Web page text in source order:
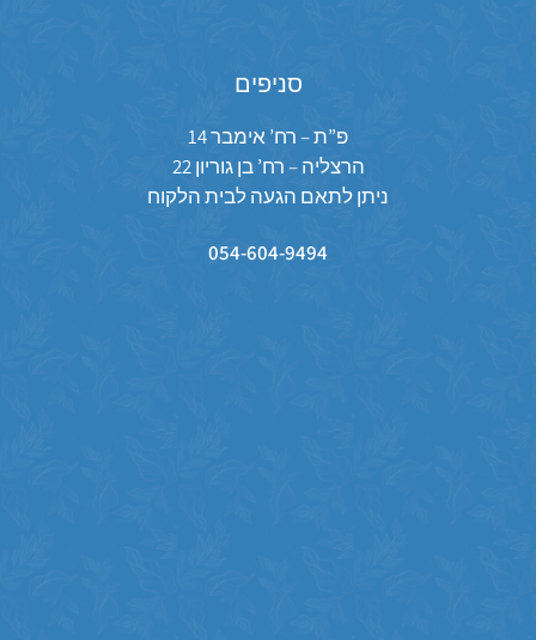
סניפים
פ”ת – רח’ אימבר 14
הרצליה – רח’ בן גוריון 22
ניתן לתאם הגעה לבית הלקוח
054-604-9494